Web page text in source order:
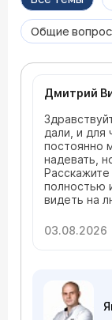
Общие
Дмитрий
дали, и для
постоянно
надевать,
полностью
видеть на
03.08.2026